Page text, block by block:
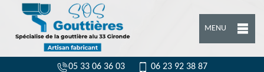
MENU
05 33 06 36 03 06 23 92 38 87